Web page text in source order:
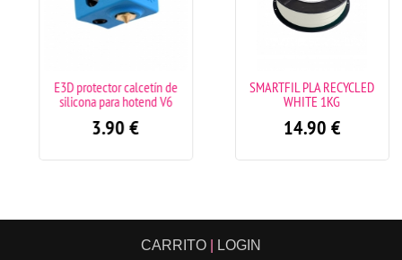
E3D protector calcetín de
silicona para hotend V6
3.90€
SMARTFIL PLA RECYCLED
WHITE 1KG
14.90€
CARRITO LOGIN